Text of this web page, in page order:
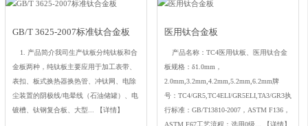
GB/T 3625-2007标准钛合金板
1. 产品简介我司生产钛板分纯钛板和合
金板两种，纯钛板主要应用于加工表带、
表扣、板式换热器换热管、冲钛网、电除
尘装置的阴极线/电晕线（石油储罐）、电
镀槽、钛钢复合板、大型...
【详情】
医用钛合金板
产品名称：TC4医用钛板、医用钛合金
板规格：δ1.0mm，
2.0mm,3.2mm,4.2mm,5.2mm,6.2mm牌
号：TC4/GR5,TC4ELI/GR5ELI,TA3/GR3执
行标准：GB/T13810-2007，ASTM F136，
ASTM F67工艺流程：选用0级...
【详情】